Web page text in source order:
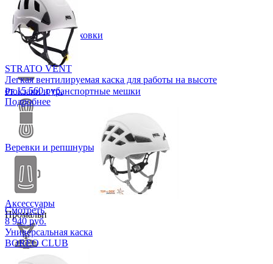
Петли и самостраховки
Рюкзаки и транспортные мешки
Веревки и репшнуры
Аксессуары
Промальп
STRATO VENT
Легкая вентилируемая каска для работы на высоте
от 15 560 руб.
Подробнее
Смотреть
8 940 руб.
Универсальная каска
BOREO CLUB